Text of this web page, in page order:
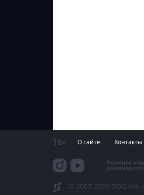
18+ О сайте Контакты
Редакция
© 2007-2026 ТОО ИА